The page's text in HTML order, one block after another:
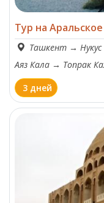
Тур на
Ташкент → Нукус
Аяз Кала → Топрак
3 дней